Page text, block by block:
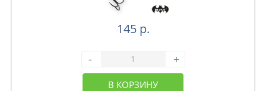
145 р.
- +
В КОРЗИНУ